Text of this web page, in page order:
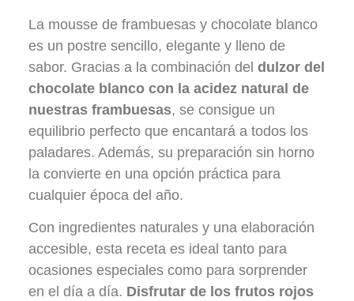
La mousse de frambuesas y chocolate blanco
es un postre sencillo, elegante y lleno de
sabor. Gracias a la combinación del dulzor del
chocolate blanco con la acidez natural de
nuestras frambuesas, se consigue un
equilibrio perfecto que encantará a todos los
paladares. Además, su preparación sin horno
la convierte en una opción práctica para
cualquier época del año.
Con ingredientes naturales y una elaboración
accesible, esta receta es ideal tanto para
ocasiones especiales como para sorprender
en el día a día. Disfrutar de los frutos rojos